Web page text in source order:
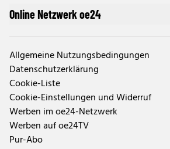
Online Netzwerk oe24
Allgemeine Nutzungsbedingungen
Datenschutzerklärung
Cookie-Liste
Cookie-Einstellungen und Widerruf
Werben im oe24-Netzwerk
Werben auf oe24TV
Pur-Abo